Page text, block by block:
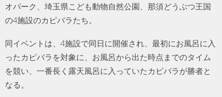
オパーク、埼玉県こども動物自然公園、那須どうぶつ王国
の4施設のカピバラたち。
同イベントは、4施設で同日に開催され、最初にお風呂に入
ったカピバラを対象に、お風呂から出た時点までのタイム
を競い、一番長く露天風呂に入っていたカピバラが勝者と
なる。